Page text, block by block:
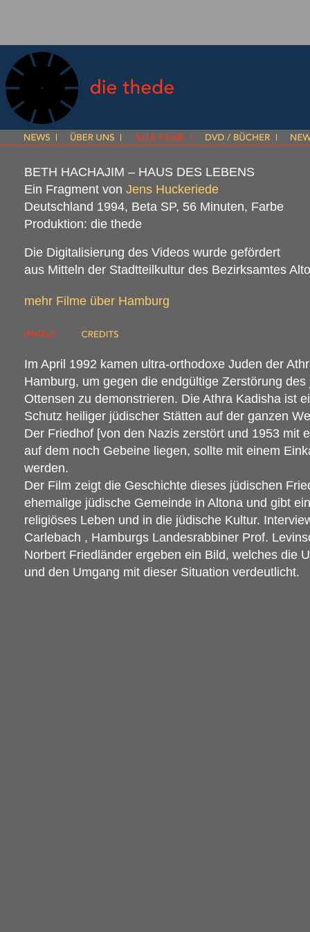
BETH HACHAJIM – HAUS DES LEBENS
Ein Fragment von Jens Huckeriede
Deutschland 1994, Beta SP, 56 Minuten, Farbe
Produktion: die thede
Die Digitalisierung des Videos wurde gefördert
aus Mitteln der Stadtteilkultur des Bezirksamtes
mehr Filme über Hamburg
Im April 1992 kamen ultra-orthodoxe Juden der
Hamburg, um gegen die endgültige Zerstörung
Ottensen zu demonstrieren. Die Athra Kadisha ist
Schutz heiliger jüdischer Stätten auf der ganzen
Der Friedhof [von den Nazis zerstört und 1953 mit
auf dem noch Gebeine liegen, sollte mit einem
werden.
Der Film zeigt die Geschichte dieses jüdischen
ehemalige jüdische Gemeinde in Altona und gibt
religiöses Leben und in die jüdische Kultur.
Carlebach , Hamburgs Landesrabbiner Prof.
Norbert Friedländer ergeben ein Bild, welches die
und den Umgang mit dieser Situation verdeutlicht.